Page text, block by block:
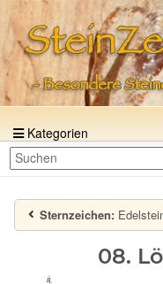
Kategorien
Sternzeichen:
08.